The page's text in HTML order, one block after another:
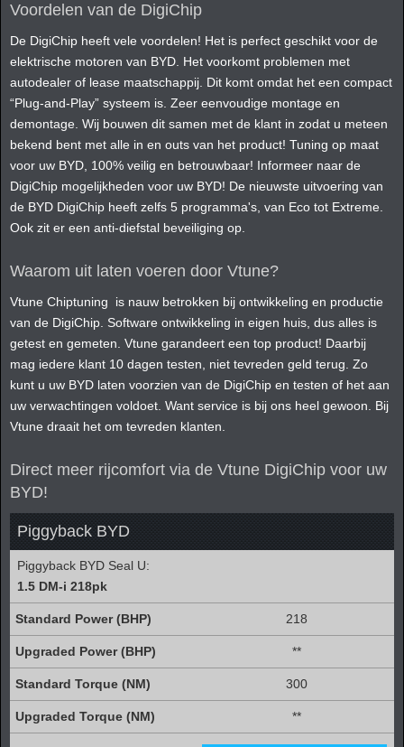
Voordelen van de DigiChip
De DigiChip heeft vele voordelen! Het is perfect geschikt voor de
elektrische motoren van BYD. Het voorkomt problemen met
autodealer of lease maatschappij. Dit komt omdat het een compact
“Plug-and-Play” systeem is. Zeer eenvoudige montage en
demontage. Wij bouwen dit samen met de klant in zodat u meteen
bekend bent met alle in en outs van het product! Tuning op maat
voor uw BYD, 100% veilig en betrouwbaar! Informeer naar de
DigiChip mogelijkheden voor uw BYD! De nieuwste uitvoering van
de BYD DigiChip heeft zelfs 5 programma's, van Eco tot Extreme.
Ook zit er een anti-diefstal beveiliging op.
Waarom uit laten voeren door Vtune?
Vtune Chiptuning is nauw betrokken bij ontwikkeling en productie
van de DigiChip. Software ontwikkeling in eigen huis, dus alles is
getest en gemeten. Vtune garandeert een top product! Daarbij
mag iedere klant 10 dagen testen, niet tevreden geld terug. Zo
kunt u uw BYD laten voorzien van de DigiChip en testen of het aan
uw verwachtingen voldoet. Want service is bij ons heel gewoon. Bij
Vtune draait het om tevreden klanten.
Direct meer rijcomfort via de Vtune DigiChip voor uw
BYD!
Piggyback BYD
Piggyback BYD Seal U:
1.5 DM-i 218pk
218
**
300
**